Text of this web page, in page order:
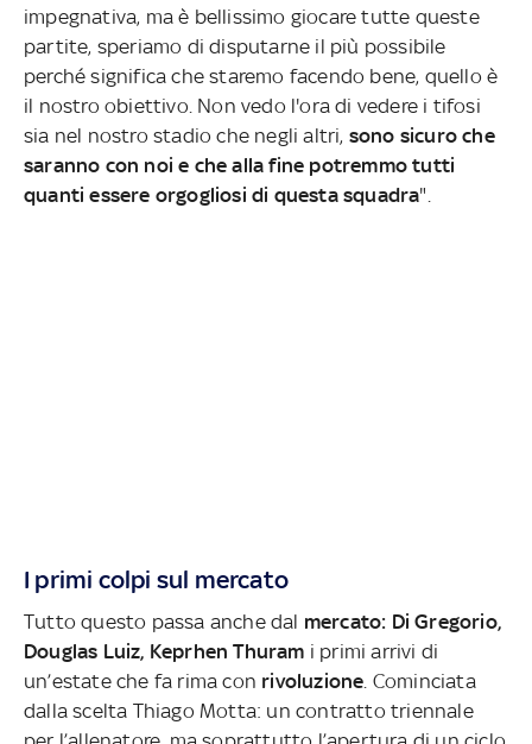
impegnativa, ma è bellissimo giocare tutte queste
partite, speriamo di disputarne il più possibile
perché significa che staremo facendo bene, quello è
il nostro obiettivo. Non vedo l'ora di vedere i tifosi
sia nel nostro stadio che negli altri, sono sicuro che
saranno con noi e che alla fine potremmo tutti
quanti essere orgogliosi di questa squadra".
I primi colpi sul mercato
Tutto questo passa anche dal mercato: Di Gregorio,
Douglas Luiz, Keprhen Thuram i primi arrivi di
un’estate che fa rima con rivoluzione . Cominciata
dalla scelta Thiago Motta: un contratto triennale